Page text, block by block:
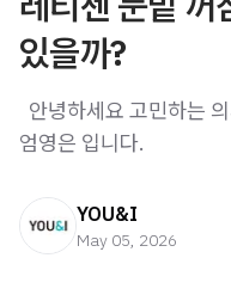
있을까?
안녕하세요 고민하는
엄영은 입니다. ​ ​ ​ ​
YOU&I
May 05, 2026